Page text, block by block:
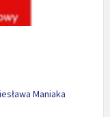
Maniaka